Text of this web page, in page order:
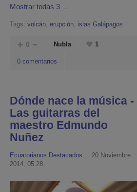
Mostrar todas 3 →
Tags: volcán, erupción, islas Galápagos
0 Nubla 1
0 comentarios
Dónde nace la música -
Las guitarras del
maestro Edmundo
Nuñez
Ecuatorianos Destacados
20 Noviembre
2014, 05:28